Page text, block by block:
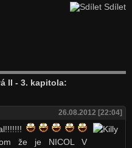
Sdílet
II - 3. kapitola:
26.08.2012 [22:04]
že je NICOL V